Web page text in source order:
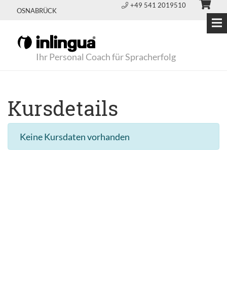
OSNABRÜCK
+49 541 2019510
Ihr Personal Coach für Spracherfolg
Kursdetails
Keine Kursdaten vorhanden